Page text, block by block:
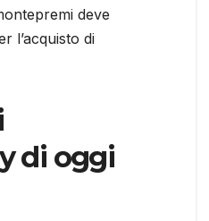
deve
l’acquisto di
di oggi